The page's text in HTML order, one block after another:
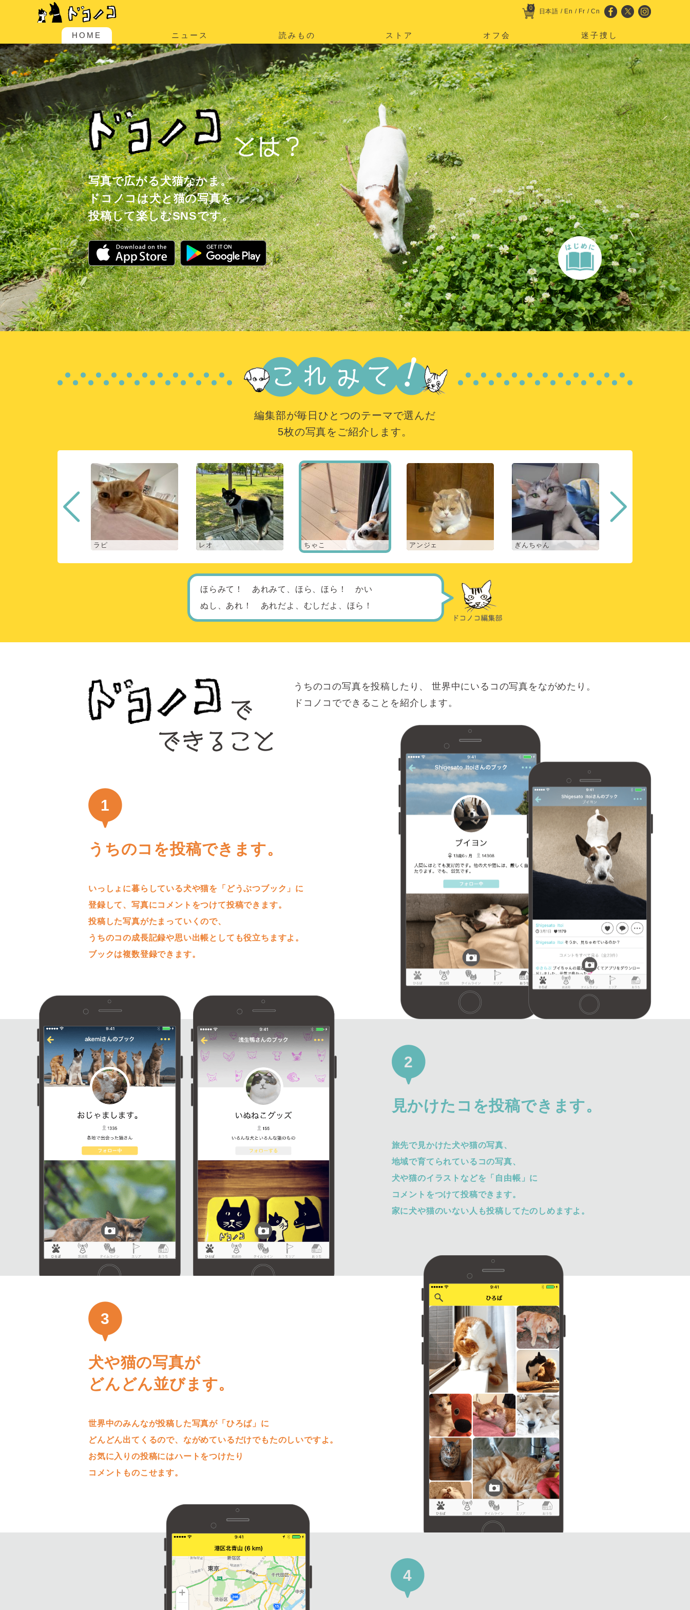
0 日本語 / En / Fr /Cn
HOME ニュース 読みもの ストア オフ会 迷子捜し
写真で広がる犬猫なかま。
ドコノコは犬と猫の写真を
投稿して楽しむSNSです。
編集部が毎日ひとつのテーマで選んだ
5枚の写真をご紹介します。
ラピ レオ ちゃこ アンジェ ぎんちゃん
ほらみて！ あれみて、ほら、ほら！ かい
ぬし、あれ！ あれだよ、むしだよ、ほら！
うちのコの写真を投稿したり、
世界中にいるコの写真をながめたり。
ドコノコでできることを紹介します。
1
うちのコを投稿できます。
いっしょに暮らしている犬や猫を「どうぶつブック」に
登録して、写真にコメントをつけて投稿できます。
投稿した写真がたまっていくので、
うちのコの成長記録や思い出帳としても役立ちますよ。
ブックは複数登録できます。
2
見かけたコを投稿できます。
旅先で見かけた犬や猫の写真、
地域で育てられているコの写真、
犬や猫のイラストなどを「自由帳」に
コメントをつけて投稿できます。
家に犬や猫のいない人も投稿してたのしめますよ。
3
犬や猫の写真が
どんどん並びます。
世界中のみんなが投稿した写真が「ひろば」に
どんどん出てくるので、ながめているだけでもたのしいですよ。
お気に入りの投稿にはハートをつけたり
コメントものこせます。
4